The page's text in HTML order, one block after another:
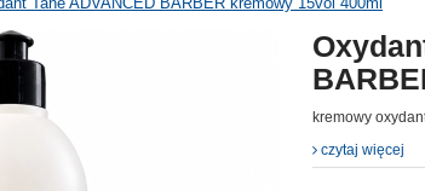
kremowy
czytaj więcej